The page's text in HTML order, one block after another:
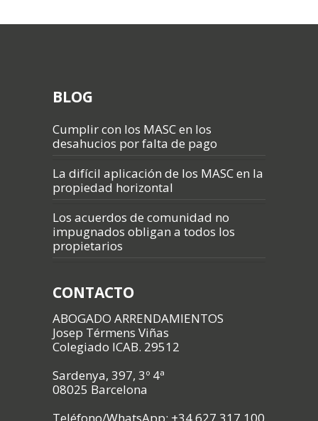
BLOG
Cumplir con los MASC en los
desahucios por falta de pago
La difícil aplicación de los MASC en la
propiedad horizontal
Los acuerdos de comunidad no
impugnados obligan a todos los
propietarios
CONTACTO
ABOGADO ARRENDAMIENTOS
Josep Térmens Viñas
Colegiado ICAB. 29512
Sardenya, 397, 3º 4ª
08025 Barcelona
Teléfono/WhatsApp: +34 627 317 100